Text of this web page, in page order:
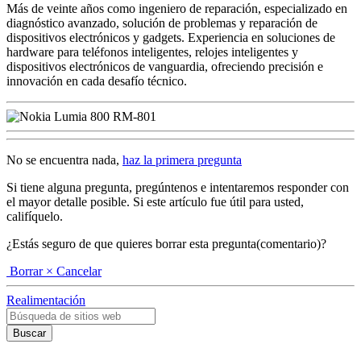
Más de veinte años como ingeniero de reparación, especializado en
diagnóstico avanzado, solución de problemas y reparación de
dispositivos electrónicos y gadgets. Experiencia en soluciones de
hardware para teléfonos inteligentes, relojes inteligentes y
dispositivos electrónicos de vanguardia, ofreciendo precisión e
innovación en cada desafío técnico.
No se encuentra nada, haz la primera pregunta
Si tiene alguna pregunta, pregúntenos e intentaremos responder con
el mayor detalle posible. Si este artículo fue útil para usted,
califíquelo.
¿Estás seguro de que quieres borrar esta pregunta(comentario)?
Borrar × Cancelar
Realimentación